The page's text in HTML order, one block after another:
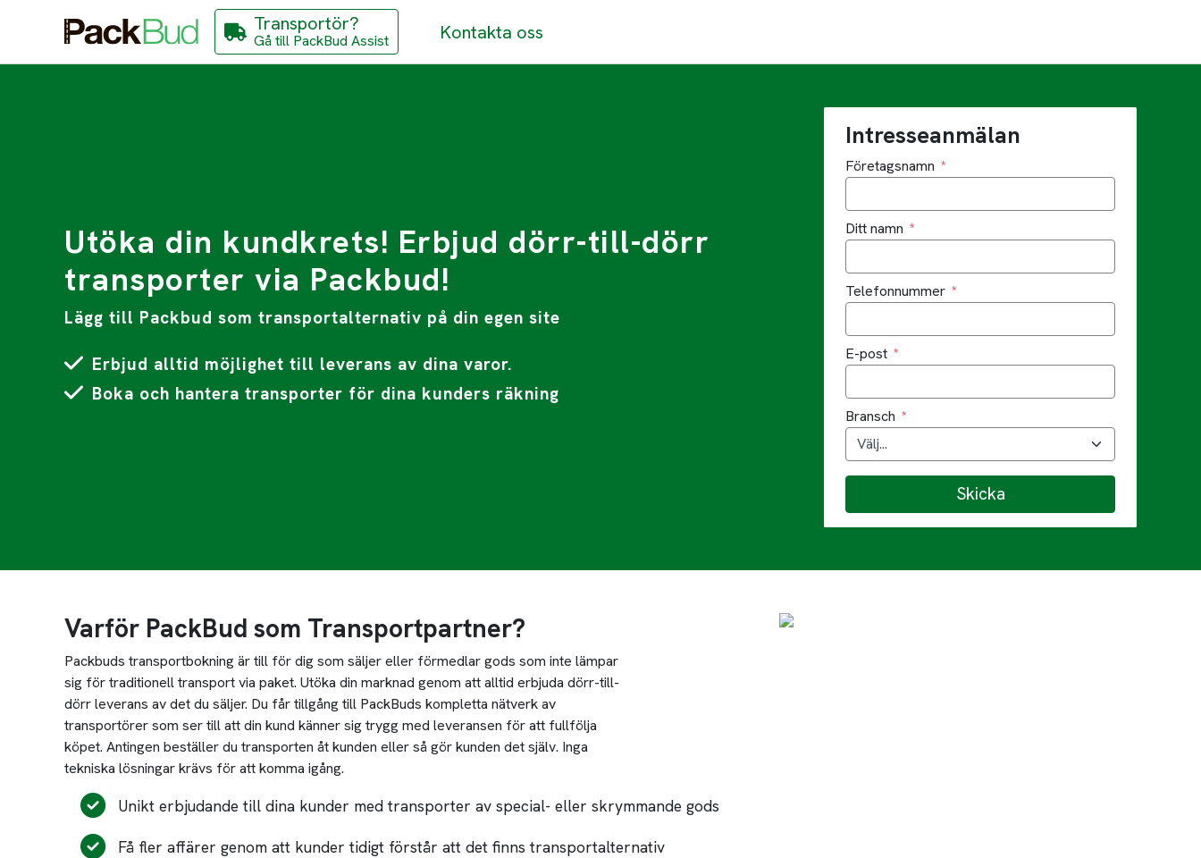
Transportör?
Gå till PackBud Assist Kontakta oss
Utöka din kundkrets! Erbjud dörr-till-dörr
transporter via Packbud!
Lägg till Packbud som transportalternativ på din egen site
Erbjud alltid möjlighet till leverans av dina varor.
Boka och hantera transporter för dina kunders räkning
Intresseanmälan
Företagsnamn
Ditt namn
Telefonnummer
E-post
Bransch
Skicka
Varför PackBud som Transportpartner?
Packbuds transportbokning är till för dig som säljer eller förmedlar gods som inte lämpar
sig för traditionell transport via paket. Utöka din marknad genom att alltid erbjuda dörr-till-
dörr leverans av det du säljer. Du får tillgång till PackBuds kompletta nätverk av
transportörer som ser till att din kund känner sig trygg med leveransen för att fullfölja
köpet. Antingen beställer du transporten åt kunden eller så gör kunden det själv. Inga
tekniska lösningar krävs för att komma igång.
Unikt erbjudande till dina kunder med transporter av special- eller skrymmande gods
Få fler affärer genom att kunder tidigt förstår att det finns transportalternativ